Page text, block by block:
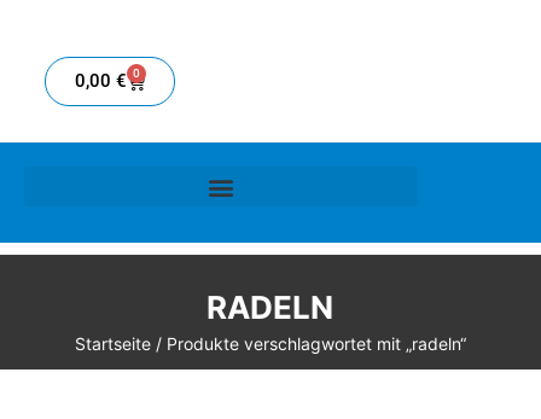
0,00 € 0
RADELN
Startseite/ Produkte verschlagwortet mit „radeln“